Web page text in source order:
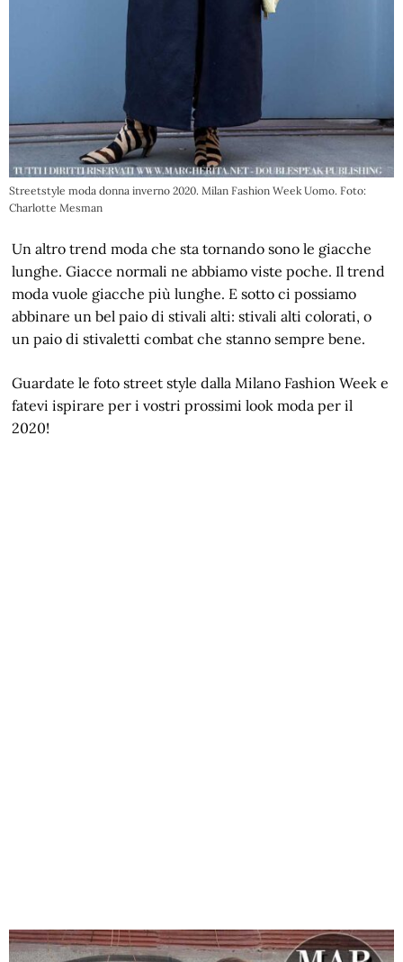
Streetstyle moda donna inverno 2020. Milan Fashion Week Uomo. Foto:
Charlotte Mesman
Un altro trend moda che sta tornando sono le giacche
lunghe. Giacce normali ne abbiamo viste poche. Il trend
moda vuole giacche più lunghe. E sotto ci possiamo
abbinare un bel paio di stivali alti: stivali alti colorati, o
un paio di stivaletti combat che stanno sempre bene.
Guardate le foto street style dalla Milano Fashion Week e
fatevi ispirare per i vostri prossimi look moda per il
2020!